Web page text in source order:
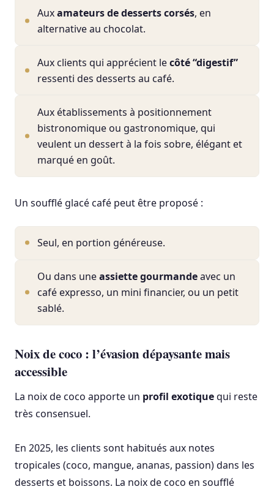
Auxamateurs de desserts corsés, en
alternative au chocolat.
Aux clients qui apprécient lecôté “digestif”
ressenti des desserts au café.
Aux établissements à positionnement
bistronomique ou gastronomique, qui
veulent un dessert à la fois sobre, élégant et
marqué en goût.
Un soufflé glacé café peut être proposé :
Seul, en portion généreuse.
Ou dans uneassiette gourmandeavec un
café expresso, un mini financier, ou un petit
sablé.
Noix de coco : l’évasion dépaysante mais
accessible
La noix de coco apporte un profil exotiquequi reste
très consensuel.
En 2025, les clients sont habitués aux notes
tropicales (coco, mangue, ananas, passion) dans les
desserts et boissons. La noix de coco en soufflé